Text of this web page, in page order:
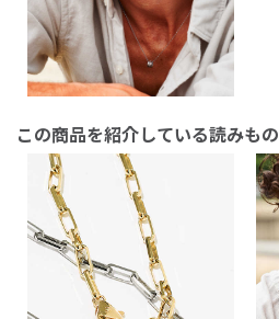
この商品を紹介している読みもの